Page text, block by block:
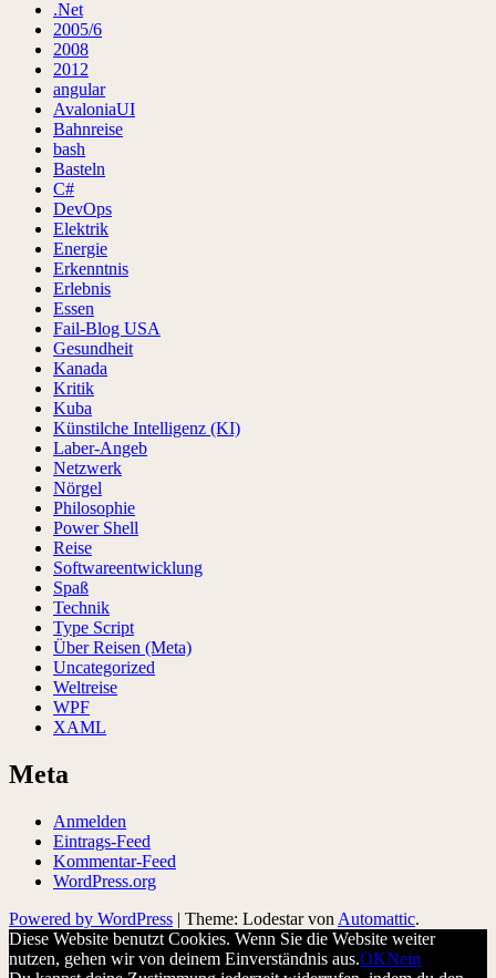
.Net
2005/6
2008
2012
angular
AvaloniaUI
Bahnreise
bash
Basteln
C#
DevOps
Elektrik
Energie
Erkenntnis
Erlebnis
Essen
Fail-Blog USA
Gesundheit
Kanada
Kritik
Kuba
Künstilche Intelligenz (KI)
Laber-Angeb
Netzwerk
Nörgel
Philosophie
Power Shell
Reise
Softwareentwicklung
Spaß
Technik
Type Script
Über Reisen (Meta)
Uncategorized
Weltreise
WPF
XAML
Meta
Anmelden
Eintrags-Feed
Kommentar-Feed
WordPress.org
Powered by WordPress | Theme: Lodestar von Automattic.
Diese Website benutzt Cookies. Wenn Sie die Website weiter
nutzen, gehen wir von deinem Einverständnis aus.OKNein